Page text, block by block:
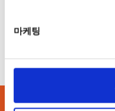
마케팅